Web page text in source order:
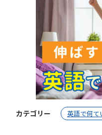
カテゴリー 英語で何て